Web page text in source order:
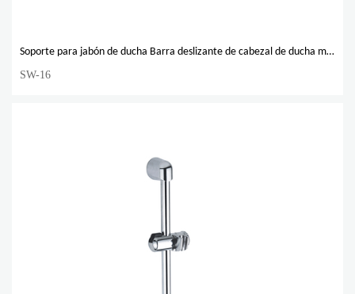
Soporte para jabón de ducha Barra deslizante de cabezal de ducha montada en la pared barata de buena calidad
SW-16